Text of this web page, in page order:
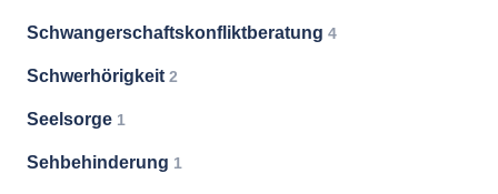
Schwangerschaftskonfliktberatung 4
Schwerhörigkeit 2
Seelsorge 1
Sehbehinderung 1